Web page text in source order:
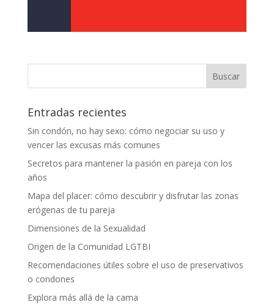
Entradas recientes
Sin condón, no hay sexo: cómo negociar su uso y
vencer las excusas más comunes
Secretos para mantener la pasión en pareja con los
años
Mapa del placer: cómo descubrir y disfrutar las zonas
erógenas de tu pareja
Dimensiones de la Sexualidad
Origen de la Comunidad LGTBI
Recomendaciones útiles sobre el uso de preservativos
o condones
Explora más allá de la cama